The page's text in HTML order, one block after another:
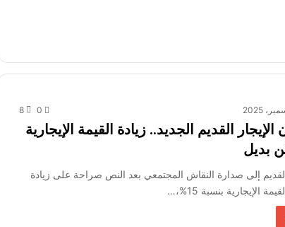
0
8
القديم الجديد.. زيادة القيمة الإيجارية
بديل
القديم إلى صدارة النقاش المجتمعي بعد النص صراحة على زيادة
الإيجارية بنسبة 15%،…